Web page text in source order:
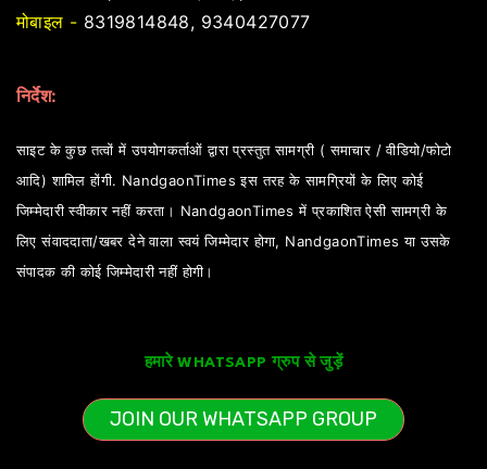
मोबाइल - 8319814848, 9340427077
निर्देश:
साइट के कुछ तत्वों में उपयोगकर्ताओं द्वारा प्रस्तुत सामग्री ( समाचार / वीडियो/फोटो
आदि) शामिल होंगी. NandgaonTimes इस तरह के सामग्रियों के लिए कोई
जिम्मेदारी स्वीकार नहीं करता। NandgaonTimes में प्रकाशित ऐसी सामग्री के
लिए संवाददाता/खबर देने वाला स्वयं जिम्मेदार होगा, NandgaonTimes या उसके
संपादक की कोई जिम्मेदारी नहीं होगी।
हमारे WHATSAPP ग्रुप से जुड़ें
JOIN OUR WHATSAPP GROUP